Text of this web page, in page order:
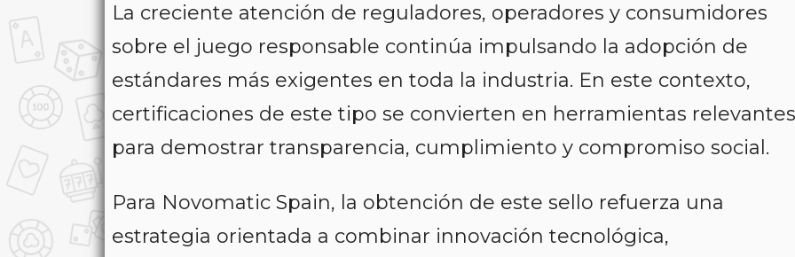
La creciente atención de reguladores, operadores y consumidores
sobre el juego responsable continúa impulsando la adopción de
estándares más exigentes en toda la industria. En este contexto,
certificaciones de este tipo se convierten en herramientas relevantes
para demostrar transparencia, cumplimiento y compromiso social.
Para Novomatic Spain, la obtención de este sello refuerza una
estrategia orientada a combinar innovación tecnológica,